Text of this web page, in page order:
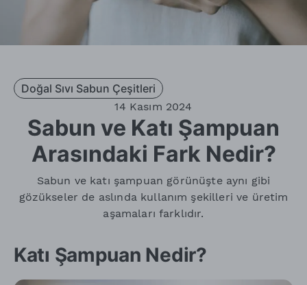
Doğal Sıvı Sabun Çeşitleri
14 Kasım 2024
Sabun ve Katı Şampuan
Arasındaki Fark Nedir?
Sabun ve katı şampuan görünüşte aynı gibi
gözükseler de aslında kullanım şekilleri ve üretim
aşamaları farklıdır.
Katı Şampuan Nedir?